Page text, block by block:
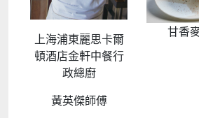
上海浦東麗思卡爾
頓酒店金軒中餐行
政總廚
黃英傑師傅
甘香